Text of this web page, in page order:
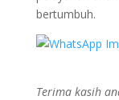
bertumbuh.
Terima kasih